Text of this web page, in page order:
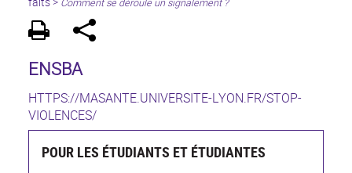
Comment se déroule un signalement ?
ENSBA
HTTPS://MASANTE.UNIVERSITE-LYON.FR/STOP-
VIOLENCES/
POUR LES ÉTUDIANTS ET ÉTUDIANTES